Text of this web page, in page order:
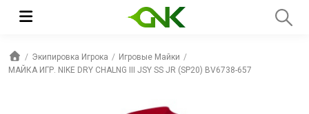
Экипировка Игрока
Игровые Майки
МАЙКА ИГР. NIKE DRY CHALNG III JSY SS JR (SP20) BV6738-657